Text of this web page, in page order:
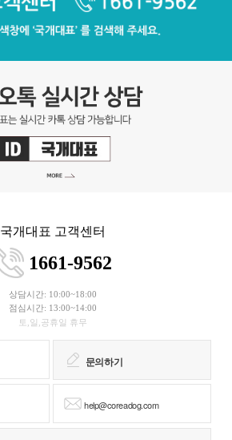
국개대표 고객센터
1661-9562
상담시간: 10:00~18:00
점심시간: 13:00~14:00
토,일,공휴일 휴무
문의하기
help@coreadog.com